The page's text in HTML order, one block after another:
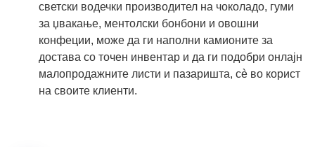
светски водечки производител на чоколадо, гуми
за џвакање, ментолски бонбони и овошни
конфеции, може да ги наполни камионите за
достава со точен инвентар и да ги подобри онлајн
малопродажните листи и пазаришта, сè во корист
на своите клиенти.